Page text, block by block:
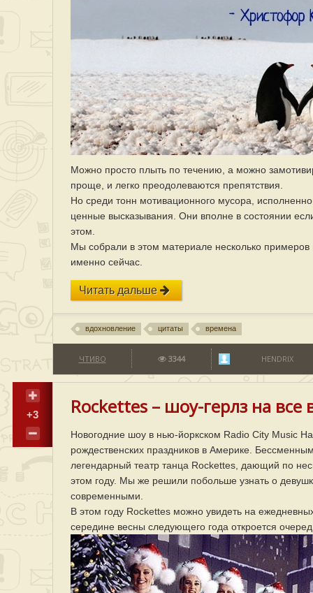
Можно просто плыть по течению, а можно
проще, и легко преодолеваются препятствия.
Но среди тонн мотивационного мусора,
ценные высказывания. Они вполне в состоянии
этом.
Мы собрали в этом материале несколько
именно сейчас.
Читать дальше
вдохновление цитаты времена
ЧТИВО 3344 HENDRIX
+3 Rockettes – шоу-герлз на все
Новогодние шоу в нью-йоркском Radio City Music
рождественских праздников в Америке.
легендарный театр танца Rockettes, дающий по
этом году. Мы же решили побольше узнать о
современными.
В этом году Rockettes можно увидеть на
середине весны следующего года откроется